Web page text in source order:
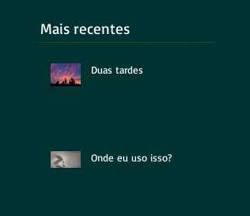
Mais recentes
Duas tardes
Onde eu uso isso?